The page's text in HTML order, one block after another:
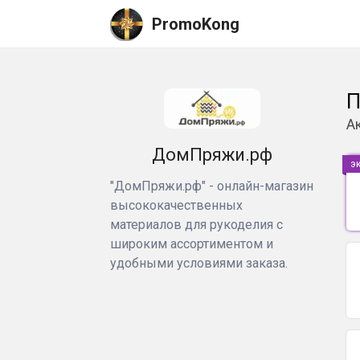
PromoKong
ДомПряжи.рф
"ДомПряжи.рф" - онлайн-магазин
высококачественных
материалов для рукоделия с
широким ассортиментом и
удобными условиями заказа.